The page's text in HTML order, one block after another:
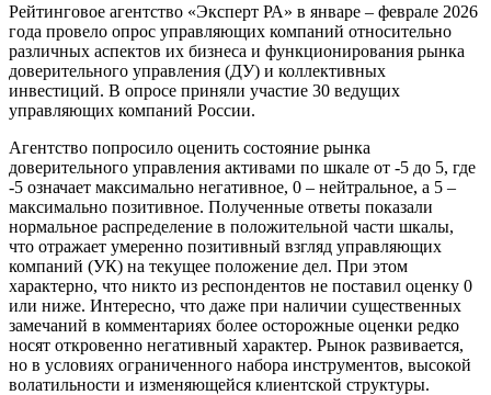
Рейтинговое агентство «Эксперт РА» в январе – феврале 2026
года провело опрос управляющих компаний относительно
различных аспектов их бизнеса и функционирования рынка
доверительного управления (ДУ) и коллективных
инвестиций. В опросе приняли участие 30 ведущих
управляющих компаний России.
Агентство попросило оценить состояние рынка
доверительного управления активами по шкале от -5 до 5, где
-5 означает максимально негативное, 0 – нейтральное, а 5 –
максимально позитивное. Полученные ответы показали
нормальное распределение в положительной части шкалы,
что отражает умеренно позитивный взгляд управляющих
компаний (УК) на текущее положение дел. При этом
характерно, что никто из респондентов не поставил оценку 0
или ниже. Интересно, что даже при наличии существенных
замечаний в комментариях более осторожные оценки редко
носят откровенно негативный характер. Рынок развивается,
но в условиях ограниченного набора инструментов, высокой
волатильности и изменяющейся клиентской структуры.